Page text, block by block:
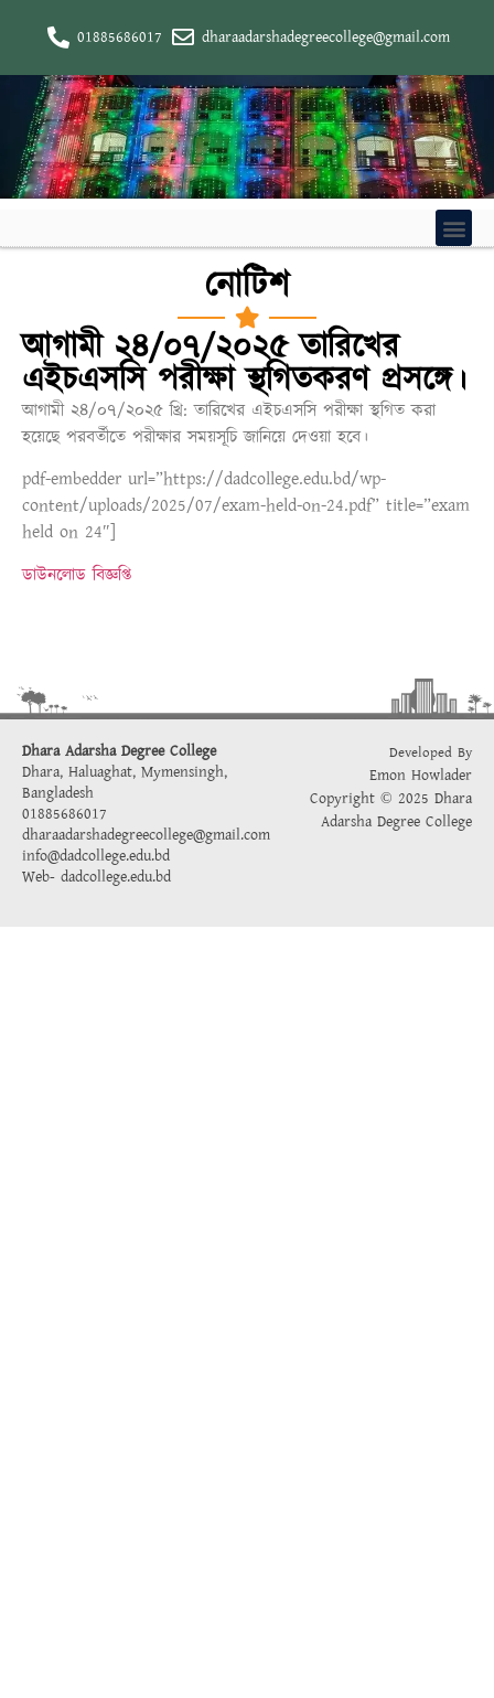
01885686017 dharaadarshadegreecollege@gmail.com
নোটিশ
আগামী ২৪/০৭/২০২৫ তারিখের
এইচএসসি পরীক্ষা স্থগিতকরণ প্রসঙ্গে।
আগামী ২৪/০৭/২০২৫ খ্রি: তারিখের এইচএসসি পরীক্ষা স্থগিত করা
হয়েছে পরবর্তীতে পরীক্ষার সময়সূচি জানিয়ে দেওয়া হবে।
pdf-embedder url=”https://dadcollege.edu.bd/wp-
content/uploads/2025/07/exam-held-on-24.pdf” title=”exam
held on 24″]
ডাউনলোড বিজ্ঞপ্তি
Dhara Adarsha Degree College
Dhara, Haluaghat, Mymensingh,
Bangladesh
01885686017
dharaadarshadegreecollege@gmail.com
info@dadcollege.edu.bd
Web- dadcollege.edu.bd
Developed By
Emon Howlader
Copyright © 2025 Dhara
Adarsha Degree College